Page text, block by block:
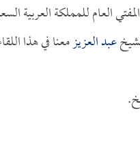
المفتي العام للمملكة العربية
عبد العزيزمعنا في هذا